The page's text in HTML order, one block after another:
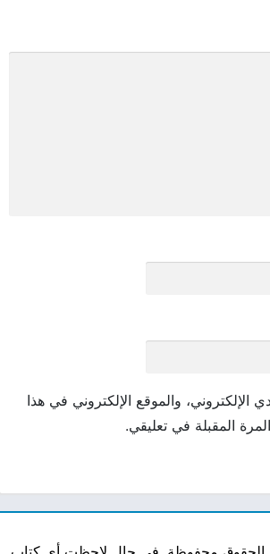
الإلكتروني، والموقع الإلكتروني في هذا
المقبلة في تعليقي.